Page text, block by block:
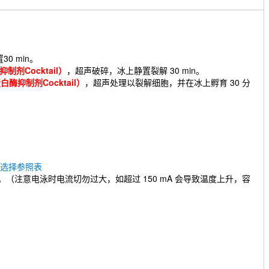
min。
制剂Cocktail） ，超声破碎，冰上静置裂解 30 min。
酶抑制剂Cocktail） ，超声处理以裂解细胞，并在冰上孵育 30 分
择参照表
注意电泳时电流切勿过大，如超过 150 mA 会导致温度上升，容